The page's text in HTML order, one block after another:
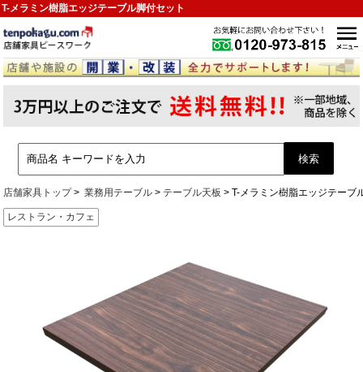
T-メラミン樹脂エッジテーブル脚付セット
店舗家具トップ 業務用テーブル テーブル天板 T-メラミン樹脂エッジテーブ
レストラン・カフェ